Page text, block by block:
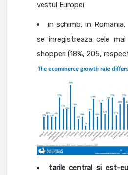
vestul Europei
in schimb, in Romania,
se inregistreaza cele
shopperi (18%, 205,
tarile central si est-